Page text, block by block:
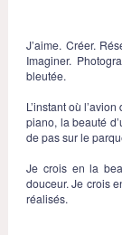
J’aime. Créer.
Imaginer.
bleutée.
L’instant où
piano, la beauté
de pas sur le
Je crois en la
douceur. Je crois
réalisés.